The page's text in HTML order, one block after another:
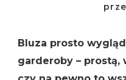
Bluza prosto
garderoby – prostą,